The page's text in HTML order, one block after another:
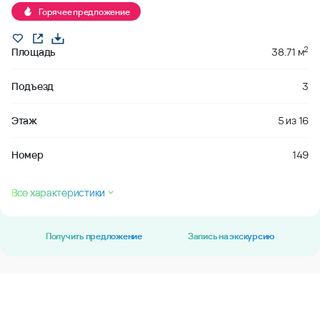
Горячее предложение
Площадь 38.71 м2
Подъезд 3
Этаж 5 из16
Номер 149
Все характеристики
Получить предложение Запись на экскурсию